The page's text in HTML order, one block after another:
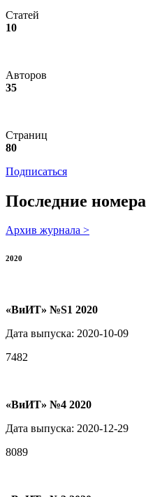
Статей
10
Авторов
35
Страниц
80
Подписаться
Последние номера
Архив журнала >
2020
«ВиИТ» №S1 2020
Дата выпуска: 2020-10-09
7482
«ВиИТ» №4 2020
Дата выпуска: 2020-12-29
8089